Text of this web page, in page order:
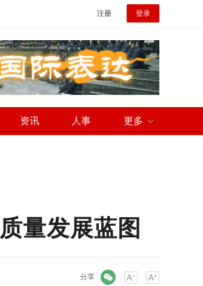
注册 登录
资讯 人事 更多
量发展蓝图
分享